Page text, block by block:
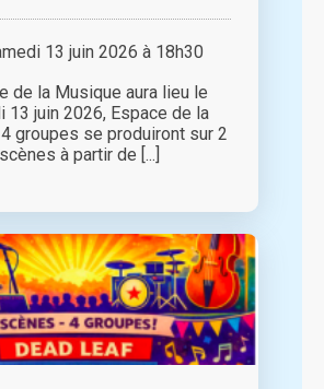
13 juin 2026 à 18h30
de la Musique aura lieu le
13 juin 2026, Espace de la
groupes se produiront sur 2
scènes à partir de [...]